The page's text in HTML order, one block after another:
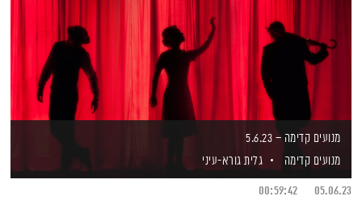
מנועים קדימה – 5.6.23
מנועים קדימה
גלית גורא-עיני
05.06.23
00:59:42